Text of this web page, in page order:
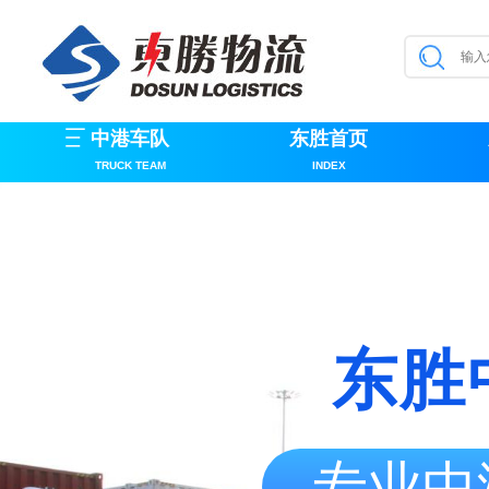
中港车队
TRUCK TEAM
东胜首页
INDEX
东胜